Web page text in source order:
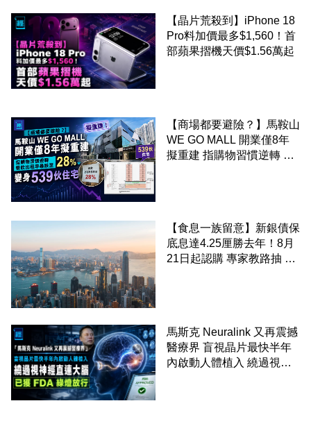
【晶片荒殺到】iPhone 18
Pro料加價最多$1,560！首
部蘋果摺機天價$1.56萬起
【商場都要避險？】馬鞍山
WE GO MALL 開業僅8年
擬重建 指購物習慣逆轉 餐
【食息一族留意】新銀債保
底息達4.25厘勝去年！8月
21日起認購 專家教路抽 20
馬斯克 Neuralink 又再震撼
醫療界 盲視晶片最快半年
內啟動人體植入 繞過視神